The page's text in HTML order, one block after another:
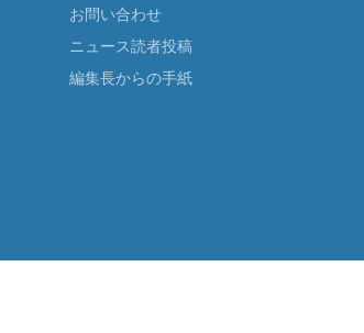
お問い合わせ
ニュース読者投稿
編集長からの手紙